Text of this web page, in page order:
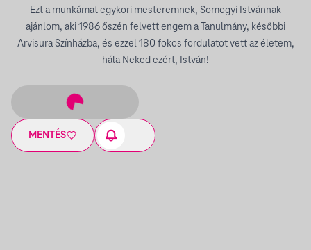
Ezt a munkámat egykori mesteremnek, Somogyi Istvánnak
ajánlom, aki 1986 őszén felvett engem a Tanulmány, későbbi
Arvisura Színházba, és ezzel 180 fokos fordulatot vett az életem,
hála Neked ezért, István!
MENTÉS